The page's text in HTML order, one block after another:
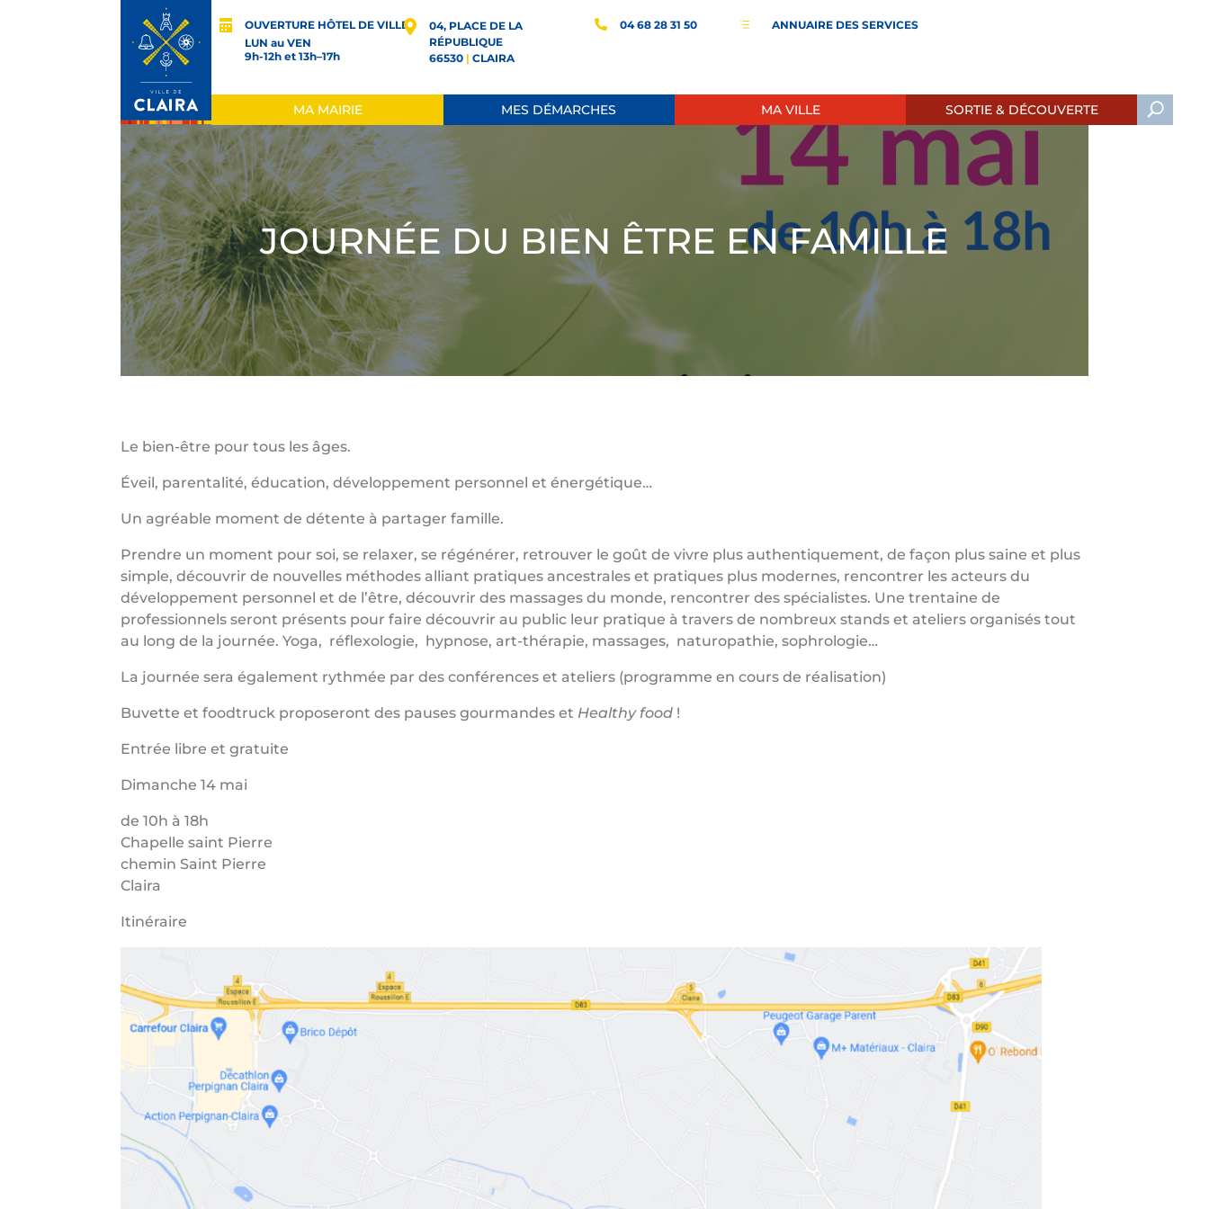
OUVERTURE HÔTEL DE VILLE
LUN au VEN
9h-12h et 13h–17h
04, PLACE DE LA
RÉPUBLIQUE
66530| CLAIRA
04 68 28 31 50 d ANNUAIRE DES SERVICES
MA MAIRIE MES DÉMARCHES MA VILLE SORTIE & DÉCOUVERTE
JOURNÉE DU BIEN ÊTRE EN FAMILLE
Le bien-être pour tous les âges.
Éveil, parentalité, éducation, développement personnel et énergétique…
Un agréable moment de détente à partager famille.
Prendre un moment pour soi, se relaxer, se régénérer, retrouver le goût de vivre plus authentiquement, de façon plus saine et plus
simple, découvrir de nouvelles méthodes alliant pratiques ancestrales et pratiques plus modernes, rencontrer les acteurs du
développement personnel et de l’être, découvrir des massages du monde, rencontrer des spécialistes. Une trentaine de
professionnels seront présents pour faire découvrir au public leur pratique à travers de nombreux stands et ateliers organisés tout
au long de la journée. Yoga, réflexologie, hypnose, art-thérapie, massages, naturopathie, sophrologie…
La journée sera également rythmée par des conférences et ateliers (programme en cours de réalisation)
Buvette et foodtruck proposeront des pauses gourmandes et Healthy food !
Entrée libre et gratuite
Dimanche 14 mai
de 10h à 18h
Chapelle saint Pierre
chemin Saint Pierre
Claira
Itinéraire